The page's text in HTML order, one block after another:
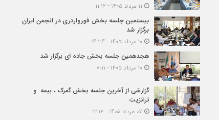
بیستمین جلسه بخش فورواردری در انجمن ایران
برگزار شد
۱۰ مرداد ۱۴۰۵ - ۱۴:۳۴
هجدهمین جلسه بخش جاده ای برگزار شد
۱۰ مرداد ۱۴۰۵ - ۸:۱۱
گزارشی از آخرین جلسه بخش گمرک ، بیمه و
ترانزیت